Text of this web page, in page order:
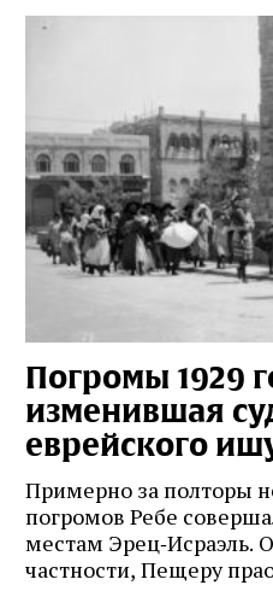
Погромы 1929
изменившая
еврейского
Примерно за полторы
погромов Ребе
местам Эрец‑Исраэль.
частности, Пещеру